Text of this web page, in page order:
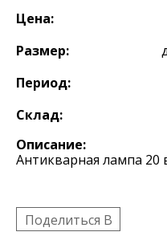
Цена:
Размер:
Период:
Склад:
Описание:
Антикварная лампа 20
Поделиться B